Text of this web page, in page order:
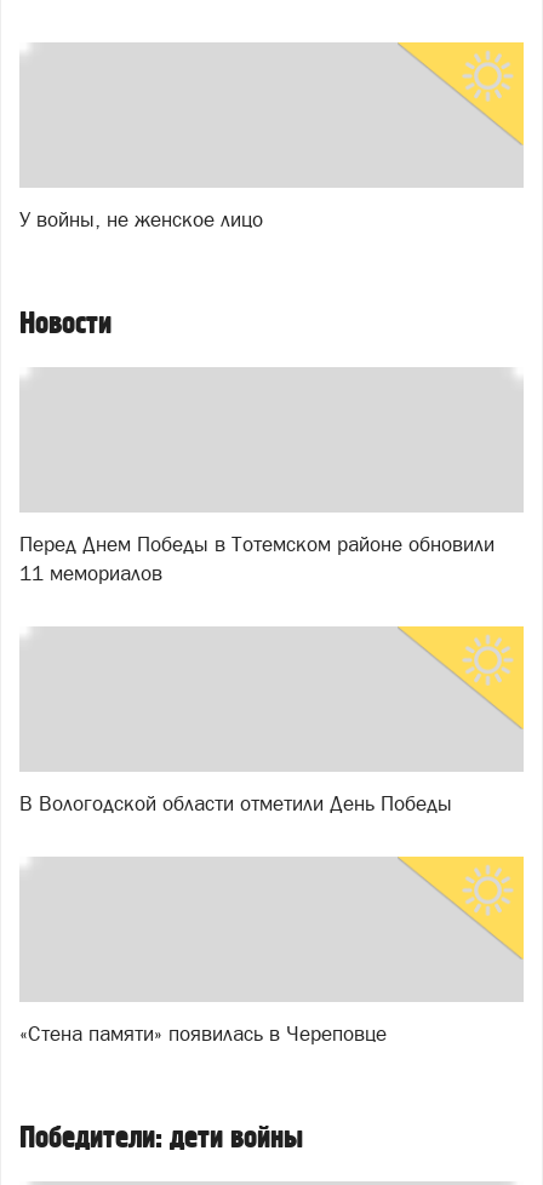
У войны, не женское лицо
Новости
Перед Днем Победы в Тотемском районе обновили
11 мемориалов
В Вологодской области отметили День Победы
«Стена памяти» появилась в Череповце
Победители: дети войны